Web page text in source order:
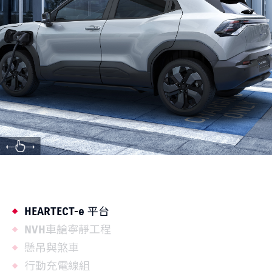
HEARTECT-e 平台
NVH車艙寧靜工程
懸吊與煞車
行動充電線組